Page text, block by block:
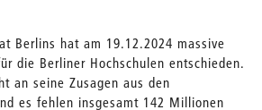
Berlins hat am 19.12.2024 massive
die Berliner Hochschulen entschieden.
an seine Zusagen aus den
es fehlen insgesamt 142 Millionen